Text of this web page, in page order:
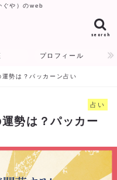
ぐや）のweb
search
プロフィール
勢は？パッカーン占い
占い
勢は？パッカー